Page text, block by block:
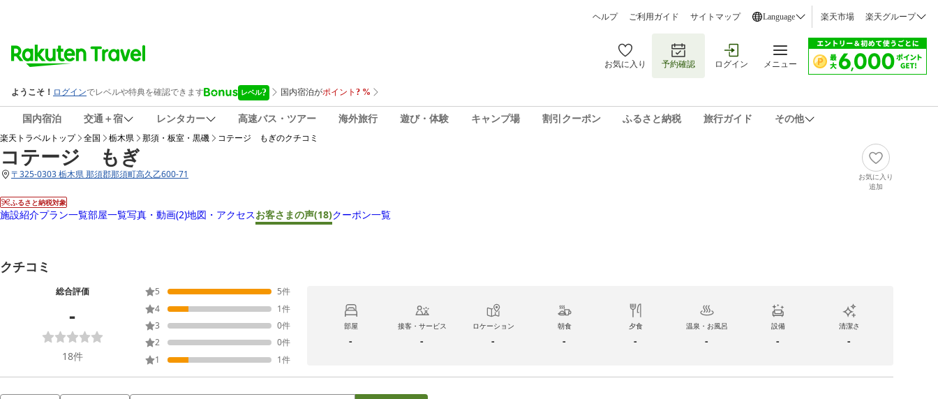
ヘルプ ご利用ガイド サイトマップ Language 楽天市場 楽天グループ
お気に入り 予約確認 ログイン メニュー
国内宿泊 交通＋宿 レンタカー 高速バス・ツアー 海外旅行 遊び・体験 キャンプ場 割引クーポン ふるさと納税 旅行ガイド その他
楽天トラベルトップ 全国 栃木県 那須・板室・黒磯 コテージ もぎのクチコミ
コテージ もぎ
〒325-0303 栃木県 那須郡那須町高久乙600-71
ふるさと納税対象
お気に入り
追加
施設紹介プラン一覧部屋一覧写真・動画(2)地図・アクセスお客さまの声(18)クーポン一覧
クチコミ
総合評価
-
18件
5 5件
4
1件
3
0件
2
0件
1
1件
部屋
-
接客・サービス
-
ロケーション
-
朝食
-
夕食
-
温泉・お風呂
-
設備
-
清潔さ
-